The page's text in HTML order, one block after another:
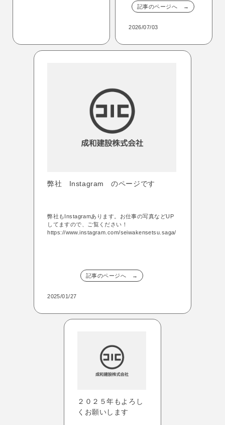
記事のページへ →
2026/07/03
弊社 Instagram のページです
弊社もInstagramあります。お仕事の写真などUP
してますので、ご覧ください！
https://www.instagram.com/seiwakensetsu.saga/
記事のページへ →
2025/01/27
２０２５年もよろし
くお願いします